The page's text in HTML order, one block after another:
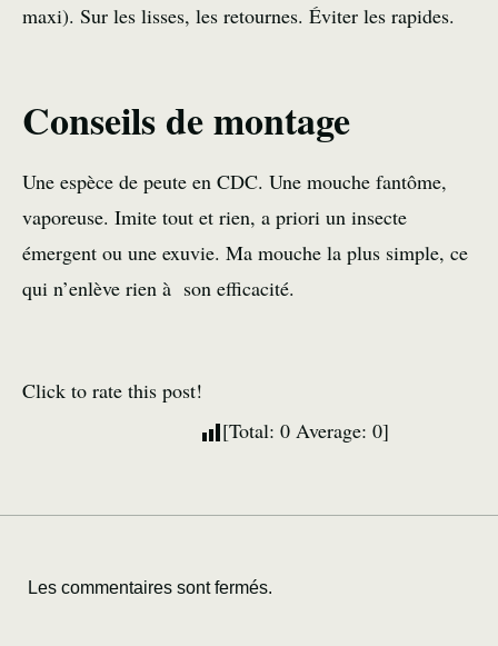
maxi). Sur les lisses, les retournes. Éviter les rapides.
Conseils de montage
Une espèce de peute en CDC. Une mouche fantôme,
vaporeuse. Imite tout et rien, a priori un insecte
émergent ou une exuvie. Ma mouche la plus simple, ce
qui n’enlève rien à son efficacité.
Click to rate this post!
[Total: 0 Average: 0]
Les commentaires sont fermés.